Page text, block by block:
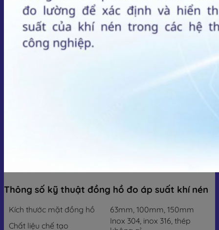
Thông số kỹ thuật đồng hồ đo áp suất khí nén
Kích thước mặt đồng hồ
63mm, 100mm, 150mm
Chất liệu chế tạo
Inox 304, inox 316, thép